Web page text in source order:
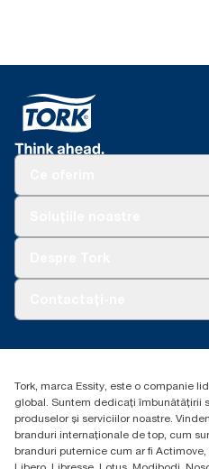
Essity Hungary Kft.
Budakeszi út 51.
Tork, marca Essity, este o companie
global. Suntem dedicați îmbunătățirii
produselor și serviciilor noastre.
branduri internaționale de top, cum
branduri puternice cum ar fi